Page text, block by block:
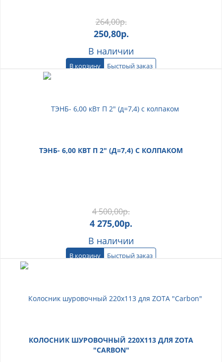
264,00р.
250,80р.
В наличии
В корзину Быстрый заказ
ТЭНБ- 6,00 КВТ П 2" (Д=7,4) С КОЛПАКОМ
4 500,00р.
4 275,00р.
В наличии
В корзину Быстрый заказ
КОЛОСНИК ШУРОВОЧНЫЙ 220Х113 ДЛЯ ZOTA
"CARBON"